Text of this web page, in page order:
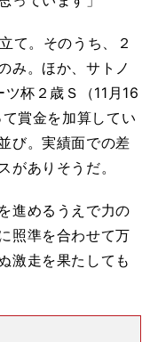
て。そのうち、２
み。ほか、サトノ
杯２歳Ｓ（11月16
賞金を加算してい
び。実績面での差
がありそうだ。
進めるうえで力の
照準を合わせて万
激走を果たしても